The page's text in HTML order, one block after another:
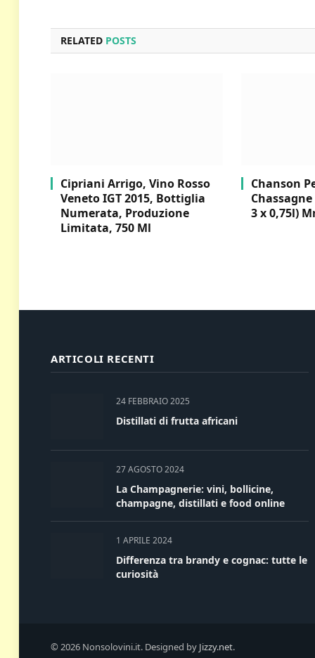
RELATED POSTS
Cipriani Arrigo, Vino Rosso
Veneto IGT 2015, Bottiglia
Numerata, Produzione
Limitata, 750 Ml
Chanson
3 x 0,75l)
ARTICOLI RECENTI
24 FEBBRAIO 2025
Distillati di frutta africani
27 AGOSTO 2024
La Champagnerie: vini, bollicine,
champagne, distillati e food online
1 APRILE 2024
Differenza tra brandy e cognac: tutte le
curiosità
© 2026 Nonsolovini.it. Designed by Jizzy.net.